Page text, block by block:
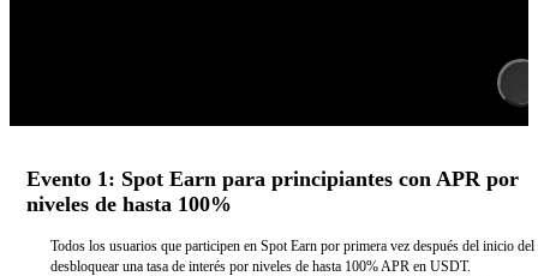
Evento 1: Spot Earn para principiantes con APR por
niveles de hasta 100%
Todos los usuarios que participen en Spot Earn por primera vez después del inicio del
desbloquear una tasa de interés por niveles de hasta 100% APR en USDT.